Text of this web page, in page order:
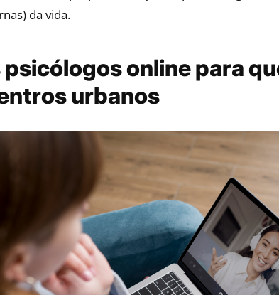
da vida.
psicólogos online para
urbanos